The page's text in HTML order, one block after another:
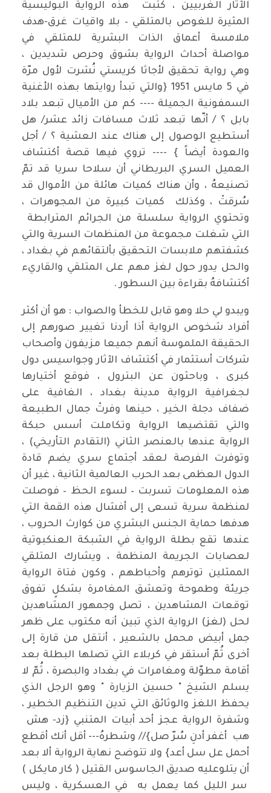
الآثار الغربيين ، كتبت هذه الرواية البوليسية
المثيرة للغوص بالمتلقي – بلا واقيات غرق-هدف
ملامسة أعماق الذات البشرية للمتلقي في
مواصلة أحداث الرواية بشوق وحرص شديدين ،
وهي رواية تحقيق لأجاثا كريستي نُشرت لأول مرّة
في 5 مايس 1951 {والتي تبدأ روايتها بهذه الأغنية
السمفونية الجميلة ---- كم من الأميال تبعد بلاد
بابل ؟ / أنّها تبعد ثلاث مسافات زائد عشر/ هل
أستطيع الوصول إلى هناك عند العشية ؟ / أجل
والعودة أيضاً } ---- تروي فيها قصة أكتشاف
العميل السري البريطاني أن سلاحا سريا قد تمّ
تصنيعهُ ، وأن هناك كميات هائلة من الأموال قد
سُرقتْ ، وكذلك كميات كبيرة من المجوهرات ،
وتحتوي الرواية سلسلة من الجرائم المترابطة
التي شغلت مجموعة من المنظمات السرية والتي
كشفتهم ملابسات التحقيق بألتقائهم في بغداد ،
والحل يدور حول لغز مهم على المتلقي والقاريء
أكتشافهُ بقراءة بين السطور .
ويبدو لي حلا وهو قابل للخطأ والصواب : هو أن أكثر
أفراد شخوص الرواية أذا أردنا تغيير صورهم إلى
الحقيقة الملموسة أنهم جميعا مزيفون وأصحاب
شركات أستثمار في أكتشاف الآثار وجواسيس دول
كبرى ، وباحثون عن البترول ، فوقع أختيارها
لجغرافية الرواية مدينة بغداد ، الغافية على
ضفاف دجلة الخير ، حينها وفرتْ جمال الطبيعة
والتي تقتضيها الرواية وتكاملت أسس حبكة
الرواية عندها بالعنصر الثاني (التقادم التأريخي) ،
وتوفرت الفرصة لعقد أجتماع سري يضم قادة
الدول العظمى بعد الحرب العالمية الثانية ، غير أن
هذه المعلومات تسربت – لسوء الحظ – فوصلت
لمنظمة سرية تسعى إلى أفشال هذه القمة التي
هدفها حماية الجنس البشري من كوارث الحروب ،
عندها تقع بطلة الرواية في الشبكة العنكبوتية
لعصابات الجريمة المنظمة ، ويشارك المتلقي
الممثلين توترهم وأحباطهم ، وكون فتاة الرواية
جريئة وطموحة وتعشق المغامرة بشكلٍ تفوق
توقعات المشاهدين ، تصل وجمهور المشاهدين
لحل (لغز) الرواية الذي تبين أنه مكتوب على ظهر
جمل أبيض محمل بالشعير ، أنتقل من قارة إلى
أخرى ثُمّ أستقر في كربلاء التي تصلها البطلة بعد
أقامة مطوّلة ومغامرات في بغداد والبصرة ، ثُمّ لا
يسلم الشيخ " حسين الزيارة " وهو الرجل الذي
يحفظ اللغز والوثائق التي تدين التنظيم الخطير ،
وشفرة الرواية عجز أحد أبيات المتنبي {زد- هش
هب أغفر أدنِ سُرّ صل}// وشطرهُ--- أقل أنك أقطع
أحمل عل سل أعد} ولا تتوضح نهاية الرواية ألا بعد
أن يتلوعليه صديق الجاسوس القتيل ( كار مايكل )
سر الليل كما يعمل به في العسكرية ، وليس